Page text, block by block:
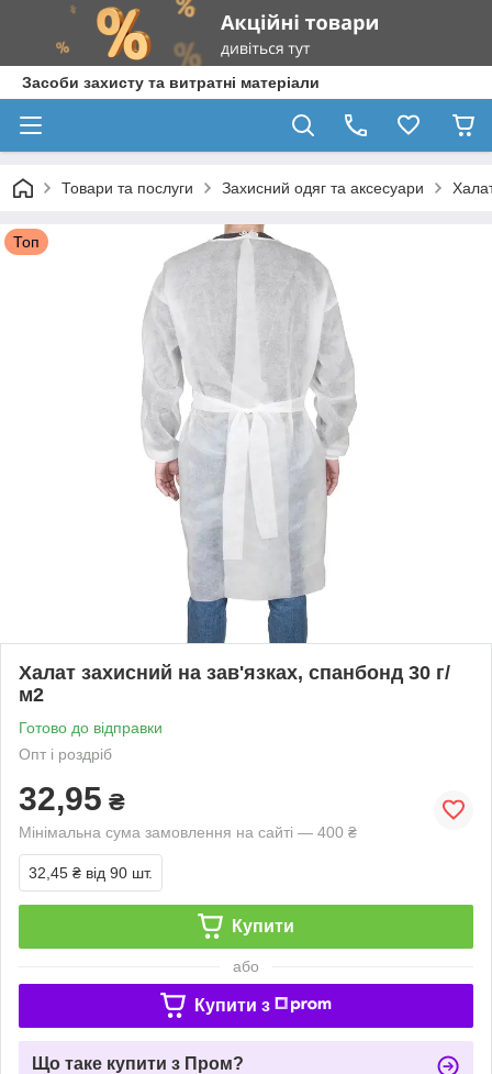
Засоби захисту та витратні матеріали
Товари та послуги Захисний одяг та аксесуари
Топ
Халат захисний на зав'язках, спанбонд 30 г/
м2
Готово до відправки
Опт і роздріб
32,95 ₴
Мінімальна сума замовлення на сайті — 400 ₴
32,45 ₴ від 90 шт.
Купити
або
Купити з
Що таке купити з Пром?